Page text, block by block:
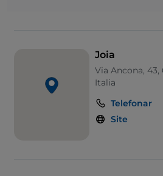
Joia
Via Ancona,
Italia
Telefonar
Site